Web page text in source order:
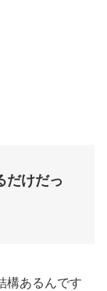
だけだっ
構あるんです